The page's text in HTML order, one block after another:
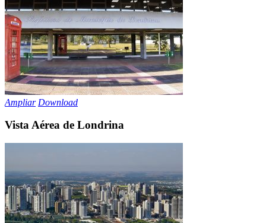
Ampliar Download
Vista Aérea de Londrina